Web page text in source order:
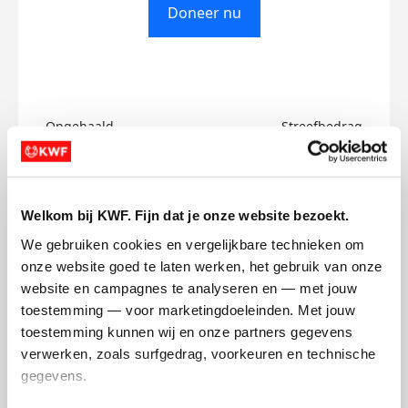
Welkom bij KWF. Fijn dat je onze website bezoekt.
We gebruiken cookies en vergelijkbare technieken om
onze website goed te laten werken, het gebruik van onze
website en campagnes te analyseren en — met jouw
toestemming — voor marketingdoeleinden. Met jouw
toestemming kunnen wij en onze partners gegevens
verwerken, zoals surfgedrag, voorkeuren en technische
gegevens.
Doneer nu
Opgehaald
€0
Streefbedrag
€750
Alain's badges